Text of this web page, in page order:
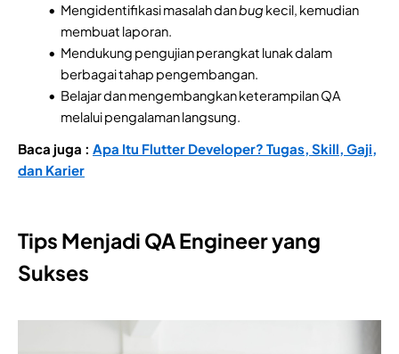
Mengidentifikasi masalah danbug kecil, kemudian
membuat laporan.
Mendukung pengujian perangkat lunak dalam
berbagai tahap pengembangan.
Belajar dan mengembangkan keterampilan QA
melalui pengalaman langsung.
Baca juga : Apa Itu Flutter Developer? Tugas, Skill, Gaji,
dan Karier
Tips Menjadi QA Engineer yang
Sukses